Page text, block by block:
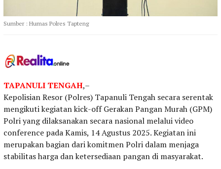
Sumber : Humas Polres Tapteng
TAPANULI TENGAH,–
Kepolisian Resor (Polres) Tapanuli Tengah secara serentak
mengikuti kegiatan kick-off Gerakan Pangan Murah (GPM)
Polri yang dilaksanakan secara nasional melalui video
conference pada Kamis, 14 Agustus 2025. Kegiatan ini
merupakan bagian dari komitmen Polri dalam menjaga
stabilitas harga dan ketersediaan pangan di masyarakat.